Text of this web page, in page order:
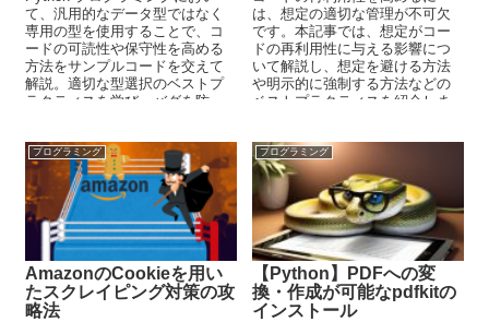
て、汎用的なデータ型ではなく
専用の型を使用することで、コ
ードの可読性や保守性を高める
方法をサンプルコードを交えて
解説。適切な型選択のベストプ
ラクティスを学び、バグを防
は、想定の適切な管理が不可欠
です。本記事では、想定がコー
ドの再利用性に与える影響につ
いて解説し、想定を避ける方法
や明示的に強制する方法などの
ベストプラクティスを紹介しま
プログラミング
AmazonのCookieを用い
たスクレイピング対策の攻
略法
プログラミング
【Python】PDFへの変
換・作成が可能なpdfkitの
インストール